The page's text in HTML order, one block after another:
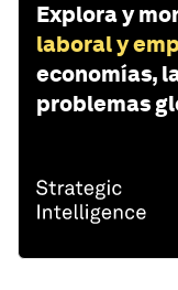
Explora y
laboral y
economías,
problemas